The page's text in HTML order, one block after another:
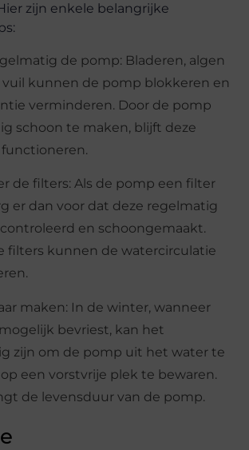
zijn enkele belangrijke
de pomp: Bladeren, algen
vuil kunnen de pomp blokkeren en
verminderen. Door de pomp
schoon te maken, blijft deze
de filters: Als de pomp een filter
er dan voor dat deze regelmatig
en schoongemaakt.
filters kunnen de watercirculatie
maken: In de winter, wanneer
bevriest, kan het
zijn om de pomp uit het water te
een vorstvrije plek te bewaren.
de levensduur van de pomp.